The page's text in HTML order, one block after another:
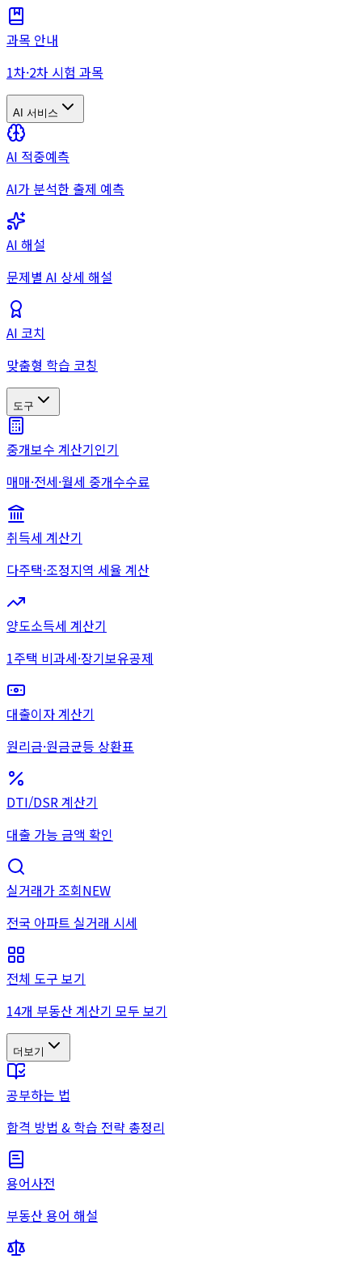
과목 안내
1차·2차 시험 과목
AI 서비스
AI 적중예측
AI가 분석한 출제 예측
AI 해설
문제별 AI 상세 해설
AI 코치
맞춤형 학습 코칭
도구
중개보수 계산기인기
매매·전세·월세 중개수수료
취득세 계산기
다주택·조정지역 세율 계산
양도소득세 계산기
1주택 비과세·장기보유공제
대출이자 계산기
원리금·원금균등 상환표
DTI/DSR 계산기
대출 가능 금액 확인
실거래가 조회NEW
전국 아파트 실거래 시세
전체 도구 보기
14개 부동산 계산기 모두 보기
더보기
공부하는 법
합격 방법 & 학습 전략 총정리
용어사전
부동산 용어 해설